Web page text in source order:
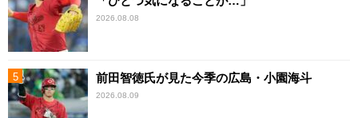
2026.08.08
前田智徳氏が見た今季の広島・小園海斗
2026.08.09